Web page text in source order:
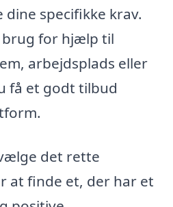
specifikke krav.
brug for hjælp til
arbejdsplads eller
få et godt tilbud
det rette
at finde et, der har et